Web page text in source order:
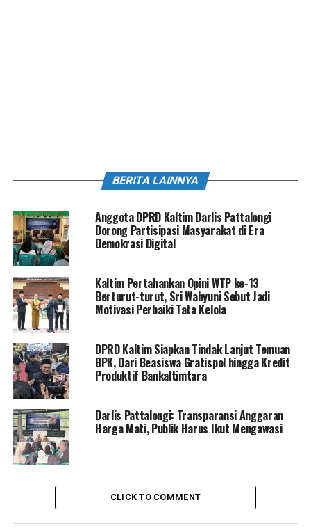
BERITA LAINNYA
Anggota DPRD Kaltim Darlis Pattalongi
Dorong Partisipasi Masyarakat di Era
Demokrasi Digital
Kaltim Pertahankan Opini WTP ke-13
Berturut-turut, Sri Wahyuni Sebut Jadi
Motivasi Perbaiki Tata Kelola
DPRD Kaltim Siapkan Tindak Lanjut Temuan
BPK, Dari Beasiswa Gratispol hingga Kredit
Produktif Bankaltimtara
Darlis Pattalongi: Transparansi Anggaran
Harga Mati, Publik Harus Ikut Mengawasi
CLICK TO COMMENT